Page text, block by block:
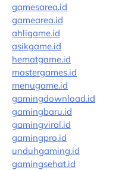
gamesarea.id
gamearea.id
ahligame.id
asikgame.id
hematgame.id
mastergames.id
menugame.id
gamingdownload.id
gamingbaru.id
gamingviral.id
gamingpro.id
unduhgaming.id
gamingsehat.id